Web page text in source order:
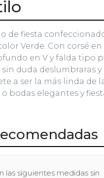
de fiesta
Verde. Con corsé en
en V y falda tipo
duda deslumbraras y
a ser la más linda de
bodas elegantes y
las siguientes medidas sin